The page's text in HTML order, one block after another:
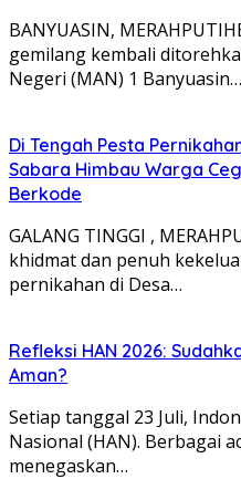
BANYUASIN,
gemilang kembali
Negeri (MAN) 1
Di Tengah Pesta
Sabara Himbau Warga
Berkode
GALANG TINGGI ,
khidmat dan penuh
pernikahan di Desa…
Refleksi HAN 2026:
Aman?
Setiap tanggal 23 Juli,
Nasional (HAN). Berbagai
menegaskan…